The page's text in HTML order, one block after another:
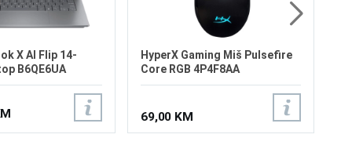
X AI Flip 14-
B6QE6UA
HyperX Gaming Miš Pulsefire
Core RGB 4P4F8AA
69,00 KM